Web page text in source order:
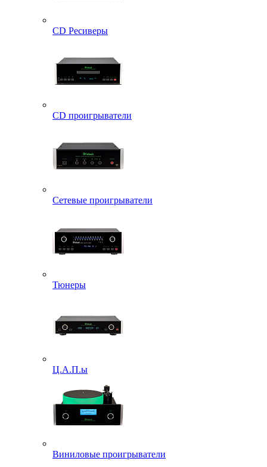
CD Ресиверы
CD проигрыватели
Сетевые проигрыватели
Тюнеры
Ц.А.П.ы
Виниловые проигрыватели